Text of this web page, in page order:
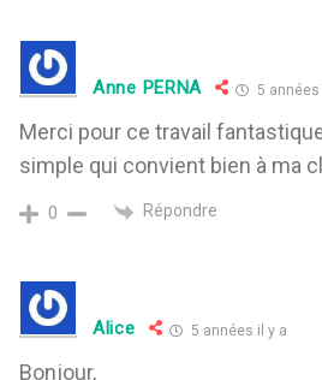
Anne PERNA 5 années
Merci pour ce travail
simple qui convient bien à ma
0 Répondre
Alice 5 années il y a
Bonjour,